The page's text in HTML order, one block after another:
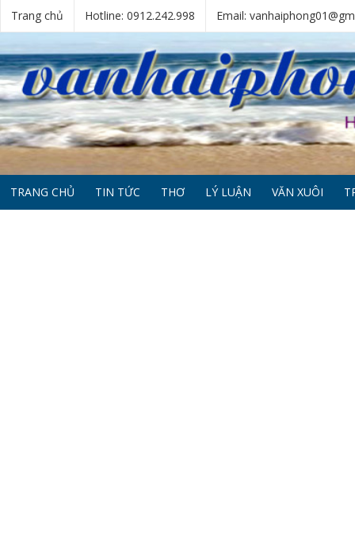
Trang chủ Hotline: 0912.242.998 Email:
TRANG CHỦ TIN TỨC THƠ LÝ LUẬN VĂN XUÔI